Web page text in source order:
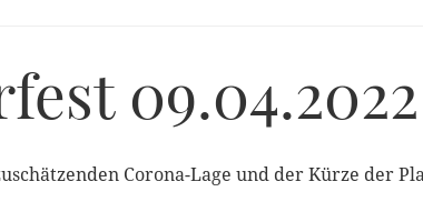
Corona-Lage und der Kürze der